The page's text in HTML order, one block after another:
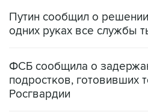
Путин сообщил о
одних руках все службы
ФСБ сообщила о
подростков, готовивших
Росгвардии